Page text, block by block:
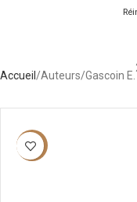
Accueil Auteurs Gascoin E.
-40%